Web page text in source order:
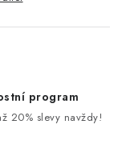
program
20% slevy navždy!